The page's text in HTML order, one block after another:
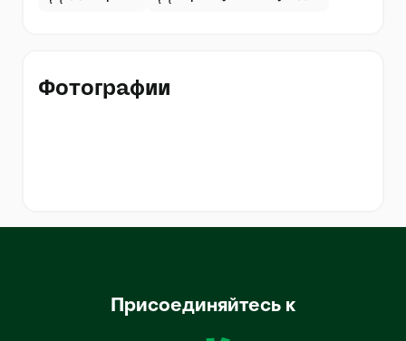
Фотографии
Присоединяйтесь к